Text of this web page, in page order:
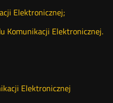
Elektronicznej;
Komunikacji Elektronicznej.
Elektronicznej